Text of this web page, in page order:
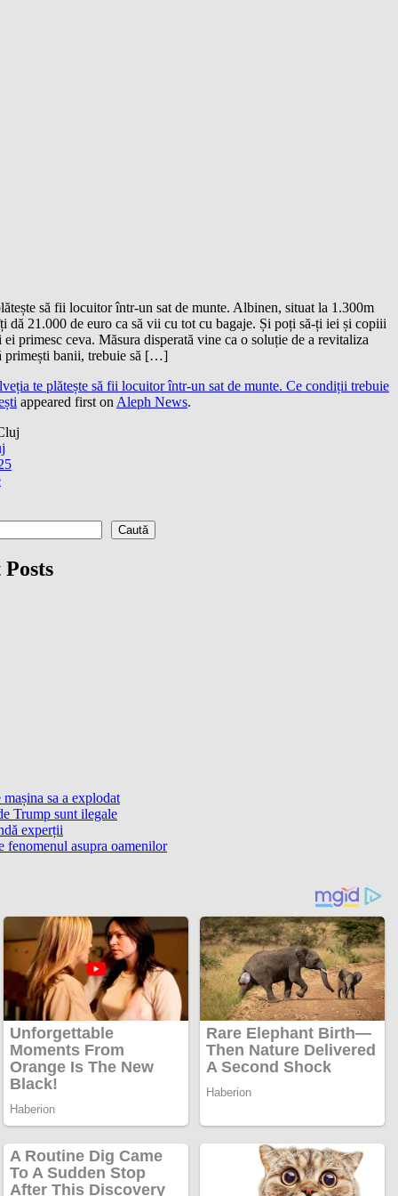
să fii locuitor într-un sat de munte. Albinen, situat la 1.300m
dă 21.000 de euro ca să vii cu tot cu bagaje. Și poți să-ți iei și copiii
ei primesc ceva. Măsura disperată vine ca o soluție de a revitaliza
primești banii, trebuie să […]
te plătește să fii locuitor într-un sat de munte. Ce condiții trebuie
appeared first on Aleph News.
Caută
sa a explodat
Trump sunt ilegale
experții
fenomenul asupra oamenilor